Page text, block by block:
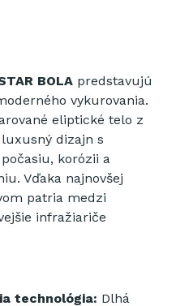
BOLA predstavujú
vykurovania.
eliptické telo z
dizajn s
korózii a
Vďaka najnovšej
patria medzi
infražiariče
technológia: Dlhá